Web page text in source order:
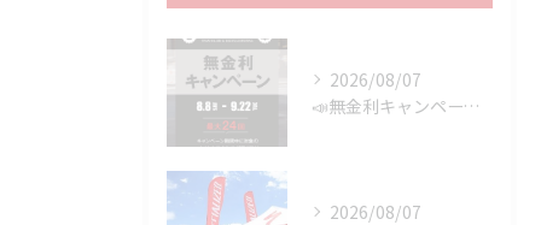
2026/08/07
📣無金利キャンペーン開催決定‼️
2026/08/07